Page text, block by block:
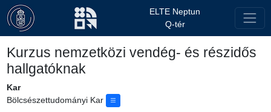
ELTE Neptun
Q-tér
Kurzus nemzetközi vendég- és részidős
hallgatóknak
Kar
Bölcsészettudományi Kar